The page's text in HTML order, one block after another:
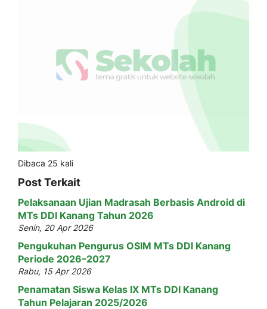
Dibaca 25 kali
Post Terkait
Pelaksanaan Ujian Madrasah Berbasis Android di
MTs DDI Kanang Tahun 2026
Senin, 20 Apr 2026
Pengukuhan Pengurus OSIM MTs DDI Kanang
Periode 2026–2027
Rabu, 15 Apr 2026
Penamatan Siswa Kelas IX MTs DDI Kanang
Tahun Pelajaran 2025/2026